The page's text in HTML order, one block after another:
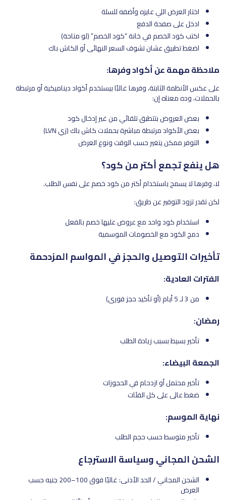
اختار العرض اللي عايزه وأضفه للسلة
ادخل على صفحة الدفع
اكتب كود الخصم في خانة “كود الخصم” (لو متاحة)
اضغط تطبيق عشان تشوف السعر النهائي أو الكاش باك
ملاحظة مهمة عن أكواد وفرها:
على عكس الأنظمة الثابتة، وفرها غالبًا بيستخدم أكواد ديناميكية أو مرتبطة
بالحملات، وده معناه إن:
بعض العروض بتتطبق تلقائي من غير إدخال كود
بعض الأكواد مرتبطة مباشرة بحملات كاش باك (زي LVN)
التوفر ممكن يتغير حسب الوقت ونوع العرض
هل ينفع تجمع أكتر من كود؟
لا، وفرها لا يسمح باستخدام أكتر من كود خصم على نفس الطلب.
لكن تقدر تزود التوفير عن طريق:
استخدام كود واحد مع عروض عليها خصم بالفعل
دمج الكود مع الخصومات الموسمية
تأخيرات التوصيل والحجز في المواسم المزدحمة
الفترات العادية:
من 3 لـ 5 أيام (أو تأكيد حجز فوري)
رمضان:
تأخير بسيط بسبب زيادة الطلب
الجمعة البيضاء:
تأخير محتمل أو ازدحام في الحجوزات
ضغط عالي على كل الفئات
نهاية الموسم:
تأخير متوسط حسب حجم الطلب
الشحن المجاني وسياسة الاسترجاع
الشحن المجاني / الحد الأدنى: غالبًا فوق 100–200 جنيه حسب
العرض